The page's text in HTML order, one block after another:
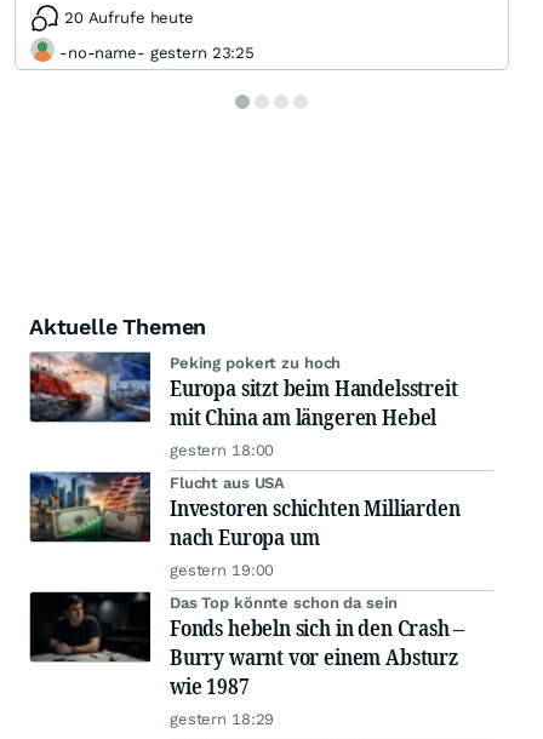
20 Aufrufe heute
-no-name- gestern 23:25
Aktuelle Themen
Peking pokert zu hoch
Europa sitzt beim Handelsstreit
mit China am längeren Hebel
gestern 18:00
Flucht aus USA
Investoren schichten Milliarden
nach Europa um
gestern 19:00
Das Top könnte schon da sein
Fonds hebeln sich in den Crash –
Burry warnt vor einem Absturz
wie 1987
gestern 18:29